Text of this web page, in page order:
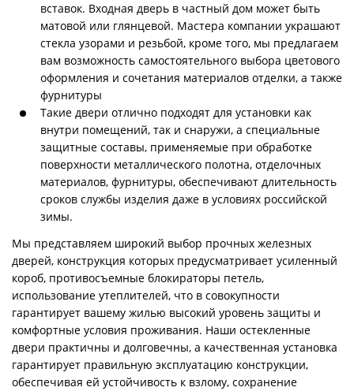
вставок. Входная дверь в частный дом может быть
матовой или глянцевой. Мастера компании украшают
стекла узорами и резьбой, кроме того, мы предлагаем
вам возможность самостоятельного выбора цветового
оформления и сочетания материалов отделки, а также
фурнитуры
Такие двери отлично подходят для установки как
внутри помещений, так и снаружи, а специальные
защитные составы, применяемые при обработке
поверхности металлического полотна, отделочных
материалов, фурнитуры, обеспечивают длительность
сроков службы изделия даже в условиях российской
зимы.
Мы представляем широкий выбор прочных железных
дверей, конструкция которых предусматривает усиленный
короб, противосъемные блокираторы петель,
использование утеплителей, что в совокупности
гарантирует вашему жилью высокий уровень защиты и
комфортные условия проживания. Наши остекленные
двери практичны и долговечны, а качественная установка
гарантирует правильную эксплуатацию конструкции,
обеспечивая ей устойчивость к взлому, сохранение